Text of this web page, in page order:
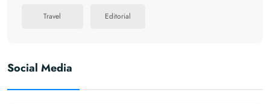
Travel Editorial
Social Media